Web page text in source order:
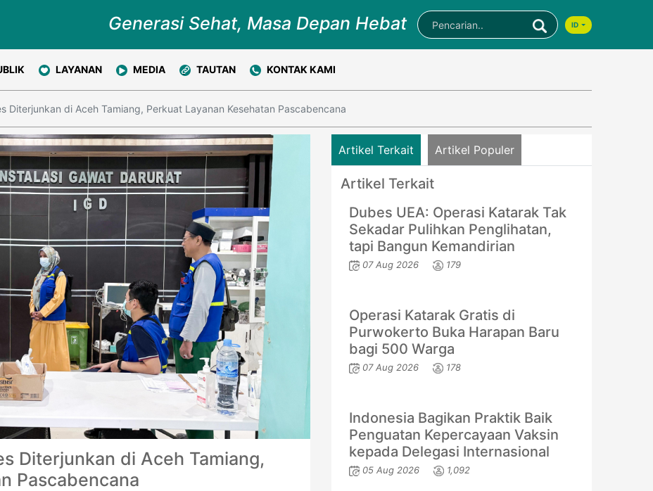
Generasi Sehat, Masa Depan Hebat ID
LAYANAN MEDIA TAUTAN KONTAK KAMI
Diterjunkan di Aceh Tamiang, Perkuat Layanan Kesehatan Pascabencana
Diterjunkan di Aceh Tamiang,
Pascabencana
Artikel Terkait Artikel Populer
Artikel Terkait
Dubes UEA: Operasi Katarak Tak
Sekadar Pulihkan Penglihatan,
tapi Bangun Kemandirian
07 Aug 2026 179
Operasi Katarak Gratis di
Purwokerto Buka Harapan Baru
bagi 500 Warga
07 Aug 2026 178
Indonesia Bagikan Praktik Baik
Penguatan Kepercayaan Vaksin
kepada Delegasi Internasional
05 Aug 2026 1,092